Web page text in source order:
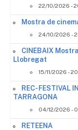
22/10/2026 -
Mostra de
24/10/2026 -
CINEBAIX
Llobregat
15/11/2026 -
REC- FESTIVAL
TARRAGONA
04/12/2026 -
RETEENA